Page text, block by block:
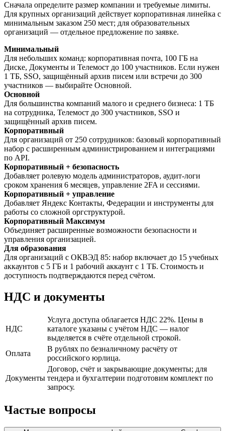
Сначала определите размер компании и требуемые лимиты.
Для крупных организаций действует корпоративная линейка с
минимальным заказом 250 мест; для образовательных
организаций — отдельное предложение по заявке.
Минимальный
Для небольших команд: корпоративная почта, 100 ГБ на
Диске, Документы и Телемост до 100 участников. Если нужен
1 ТБ, SSO, защищённый архив писем или встречи до 300
участников — выбирайте Основной.
Основной
Для большинства компаний малого и среднего бизнеса: 1 ТБ
на сотрудника, Телемост до 300 участников, SSO и
защищённый архив писем.
Корпоративный
Для организаций от 250 сотрудников: базовый корпоративный
набор с расширенным администрированием и интеграциями
по API.
Корпоративный + безопасность
Добавляет ролевую модель администраторов, аудит-логи
сроком хранения 6 месяцев, управление 2FA и сессиями.
Корпоративный + управление
Добавляет Яндекс Контакты, Федерации и инструменты для
работы со сложной оргструктурой.
Корпоративный Максимум
Объединяет расширенные возможности безопасности и
управления организацией.
Для образования
Для организаций с ОКВЭД 85: набор включает до 15 учебных
аккаунтов с 5 ГБ и 1 рабочий аккаунт с 1 ТБ. Стоимость и
доступность подтверждаются перед счётом.
НДС и документы
НДС
Услуга доступа облагается НДС 22%. Цены в
каталоге указаны с учётом НДС — налог
выделяется в счёте отдельной строкой.
Оплата
В рублях по безналичному расчёту от
российского юрлица.
Документы
Договор, счёт и закрывающие документы; для
тендера и бухгалтерии подготовим комплект по
запросу.
Частые вопросы